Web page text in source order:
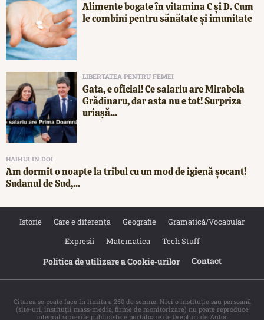
Alimente bogate în vitamina C și D. Cum
le combini pentru sănătate și imunitate
LIBERTATEA PENTRU FEMEI
Gata, e oficial! Ce salariu are Mirabela
Grădinaru, dar asta nu e tot! Surpriza
uriașă...
HAIHUI IN DOI
Am dormit o noapte la tribul cu un mod de igienă șocant!
Sudanul de Sud,...
Istorie Care e diferența Geografie
Gramatică/Vocabular
Expresii
Matematica Tech Stuff
Politica de utilizare a Cookie‐urilor Contact
Citarea se poate face în limita a 250 de semne. Nici o instituţie sau persoană
(site-uri, instituţii mass-media, firme de monitorizare) nu poate reproduce
integral scrierile publicistice purtătoare de Drepturi de Autor.